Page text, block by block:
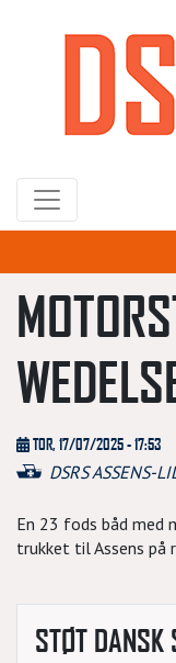
hovedindhold
TOR, 17/07/2025 - 17:53
DSRS ASSENS-
En 23 fods båd med
trukket til Assens på
STØT DANSK